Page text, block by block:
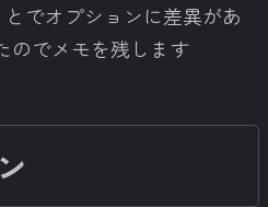
とでオプションに差異があ
のでメモを残します